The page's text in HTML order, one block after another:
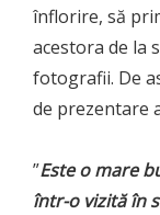
înflorire, să
acestora de la
fotografii. De
de prezentare
”Este o mare
într-o vizită în